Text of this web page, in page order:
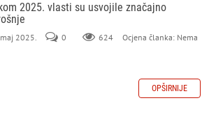
2025. vlasti su usvojile značajno
2025. 0 624
Ocjena članka: Nema
OPŠIRNIJE